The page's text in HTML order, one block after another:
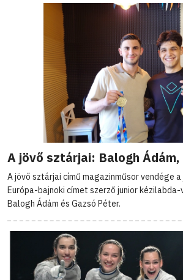
A jövő sztárjai: Balogh
A jövő sztárjai című magazinműsor vendége
Európa-bajnoki címet szerző junior
Balogh Ádám és Gazsó Péter.